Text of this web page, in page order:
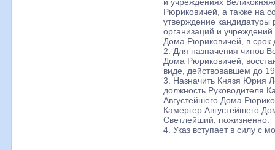
Рюриковичей, а также на
утверждение кандидатуры
организаций и учреждений
Дома Рюриковичей, в срок
2. Для назначения чинов
Дома Рюриковичей,
виде, действовавшем до
3. Назначить Князя Юрия
должность Руководителя
Августейшего Дома
Камергер Августейшего
Светлейший, пожизненно.
4. Указ вступает в силу с